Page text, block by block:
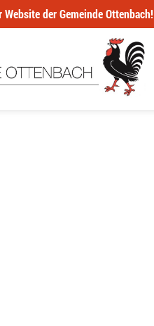
der Gemeinde Ottenbach!